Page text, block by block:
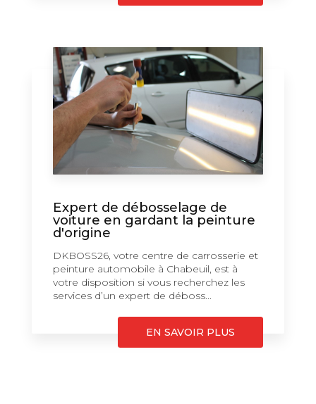
Expert de débosselage de
voiture en gardant la peinture
d'origine
DKBOSS26, votre centre de carrosserie et
peinture automobile à Chabeuil, est à
votre disposition si vous recherchez les
services d’un expert de déboss...
EN SAVOIR PLUS